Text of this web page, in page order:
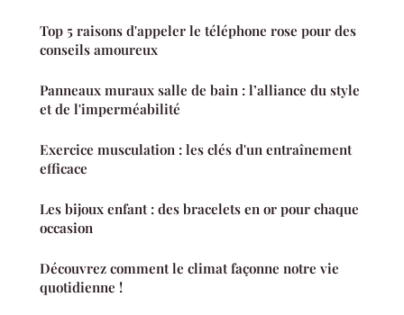
Top 5 raisons d'appeler le téléphone rose pour des
conseils amoureux
Panneaux muraux salle de bain : l’alliance du style
et de l'imperméabilité
Exercice musculation : les clés d'un entraînement
efficace
Les bijoux enfant : des bracelets en or pour chaque
occasion
Découvrez comment le climat façonne notre vie
quotidienne !